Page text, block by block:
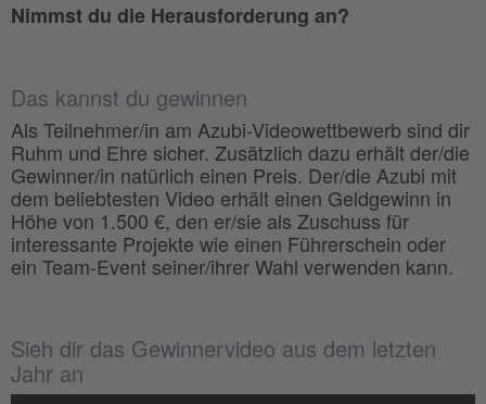
Nimmst du die Herausforderung an?
Das kannst du gewinnen
Als Teilnehmer/in am Azubi-Videowettbewerb sind dir
Ruhm und Ehre sicher. Zusätzlich dazu erhält der/die
Gewinner/in natürlich einen Preis. Der/die Azubi mit
dem beliebtesten Video erhält einen Geldgewinn in
Höhe von 1.500 €, den er/sie als Zuschuss für
interessante Projekte wie einen Führerschein oder
ein Team-Event seiner/ihrer Wahl verwenden kann.
Sieh dir das Gewinnervideo aus dem letzten
Jahr an